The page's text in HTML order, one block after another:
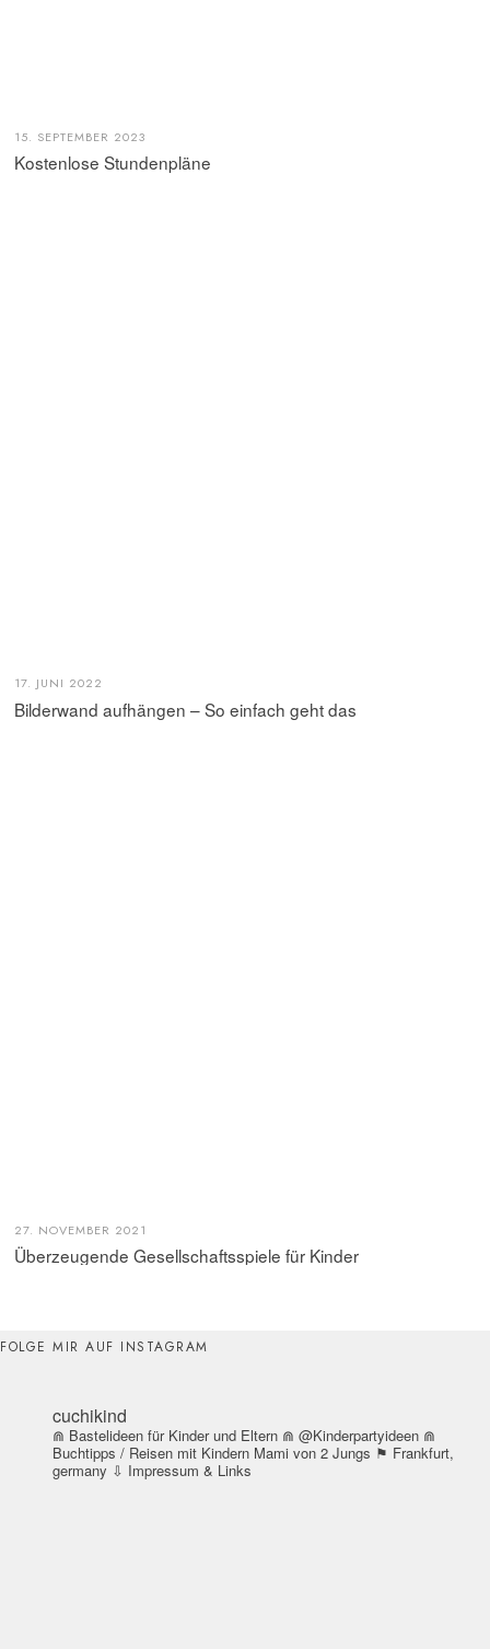
15. SEPTEMBER 2023
Kostenlose Stundenpläne
17. JUNI 2022
Bilderwand aufhängen – So einfach geht das
27. NOVEMBER 2021
Überzeugende Gesellschaftsspiele für Kinder
FOLGE MIR AUF INSTAGRAM
cuchikind
⋒ Bastelideen für Kinder und Eltern ⋒ @Kinderpartyideen ⋒
Buchtipps / Reisen mit Kindern Mami von 2 Jungs ⚑ Frankfurt,
germany ⇩ Impressum & Links